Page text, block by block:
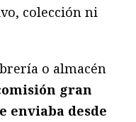
colección ni
o almacén
gran
enviaba desde